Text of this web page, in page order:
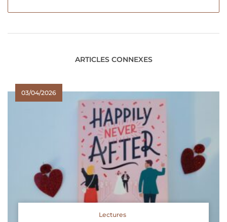
ARTICLES CONNEXES
03/04/2026
Lectures